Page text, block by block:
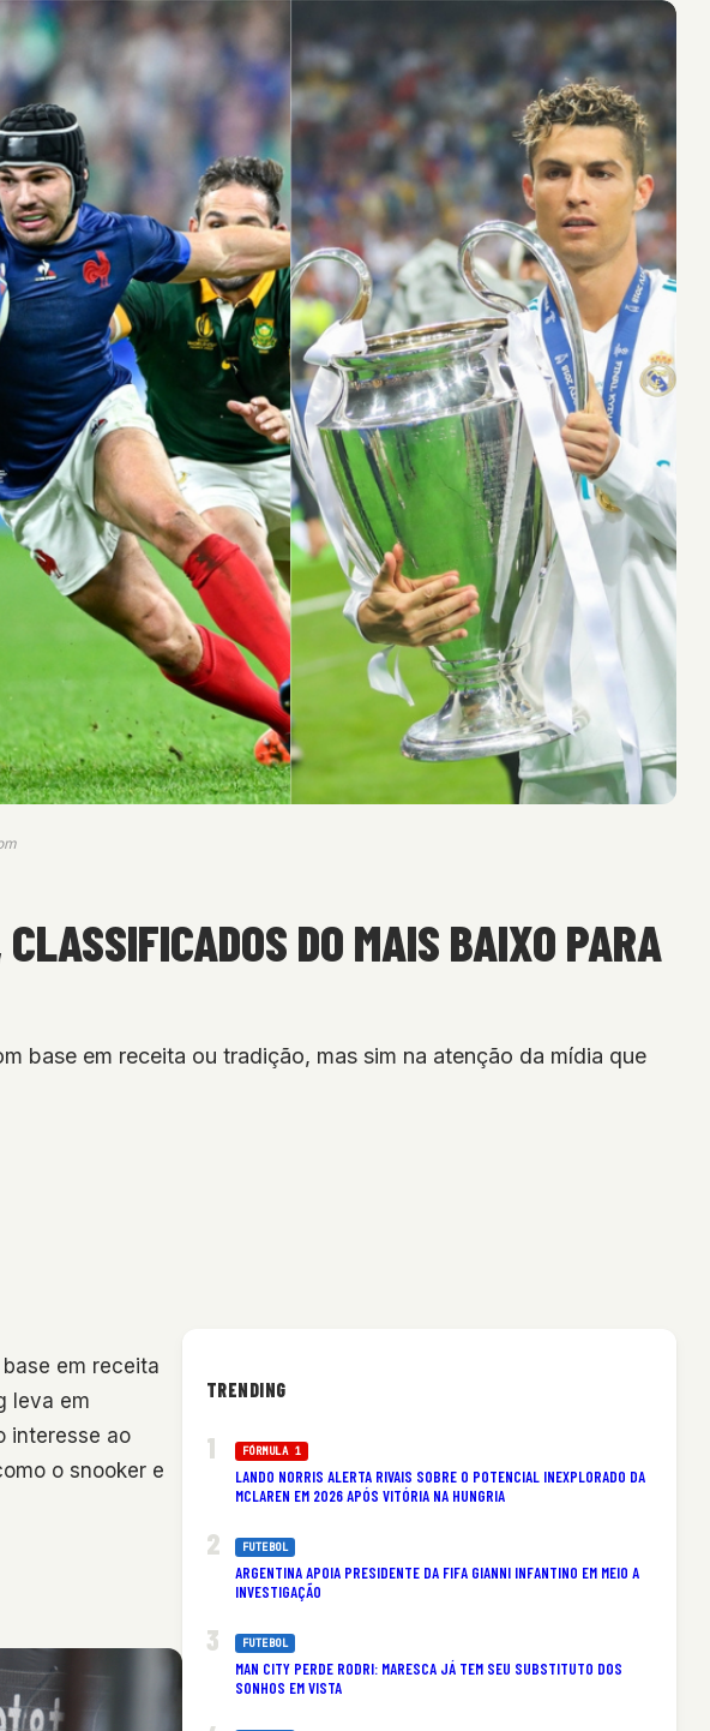
DO MAIS BAIXO PARA
base em receita ou tradição, mas sim na atenção da mídia que
em receita
leva em
interesse ao
o snooker e
TRENDING
FÓRMULA 1
LANDO NORRIS ALERTA RIVAIS SOBRE O POTENCIAL INEXPLORADO DA
MCLAREN EM 2026 APÓS VITÓRIA NA HUNGRIA
FUTEBOL
ARGENTINA APOIA PRESIDENTE DA FIFA GIANNI INFANTINO EM MEIO A
INVESTIGAÇÃO
FUTEBOL
MAN CITY PERDE RODRI: MARESCA JÁ TEM SEU SUBSTITUTO DOS
SONHOS EM VISTA